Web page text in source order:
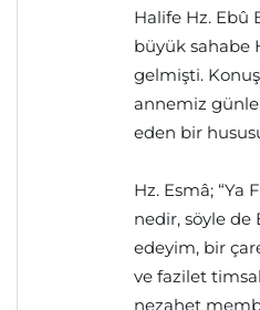
Halife Hz. Ebû
büyük sahabe
gelmişti.
annemiz
eden bir
Hz. Esmâ; “Ya
nedir, söyle de
edeyim, bir
ve fazilet
nezahet